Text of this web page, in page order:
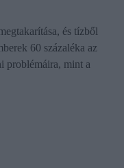
és tízből
60 százaléka az
problémáira, mint a